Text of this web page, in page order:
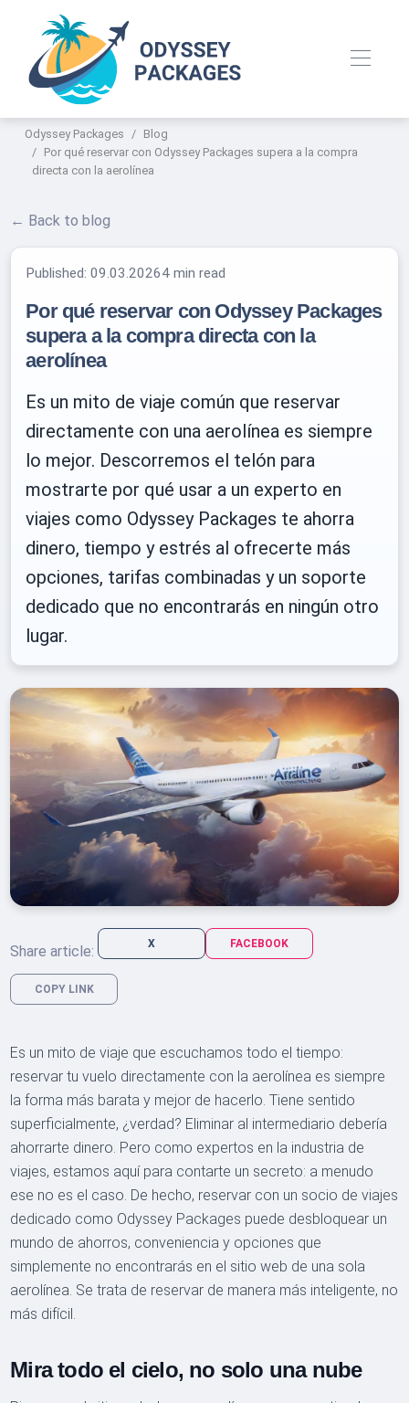
Odyssey Packages
Blog
Por qué reservar con Odyssey Packages supera a la compra
directa con la aerolínea
← Back to blog
Published:09.03.20264 min read
Por qué reservar con Odyssey Packages
supera a la compra directa con la
aerolínea
Es un mito de viaje común que reservar
directamente con una aerolínea es siempre
lo mejor. Descorremos el telón para
mostrarte por qué usar a un experto en
viajes como Odyssey Packages te ahorra
dinero, tiempo y estrés al ofrecerte más
opciones, tarifas combinadas y un soporte
dedicado que no encontrarás en ningún otro
lugar.
Share article: X FACEBOOK
COPY LINK
Es un mito de viaje que escuchamos todo el tiempo:
reservar tu vuelo directamente con la aerolínea es siempre
la forma más barata y mejor de hacerlo. Tiene sentido
superficialmente, ¿verdad? Eliminar al intermediario debería
ahorrarte dinero. Pero como expertos en la industria de
viajes, estamos aquí para contarte un secreto: a menudo
ese no es el caso. De hecho, reservar con un socio de viajes
dedicado como Odyssey Packages puede desbloquear un
mundo de ahorros, conveniencia y opciones que
simplemente no encontrarás en el sitio web de una sola
aerolínea. Se trata de reservar de manera más inteligente, no
más difícil.
Mira todo el cielo, no solo una nube